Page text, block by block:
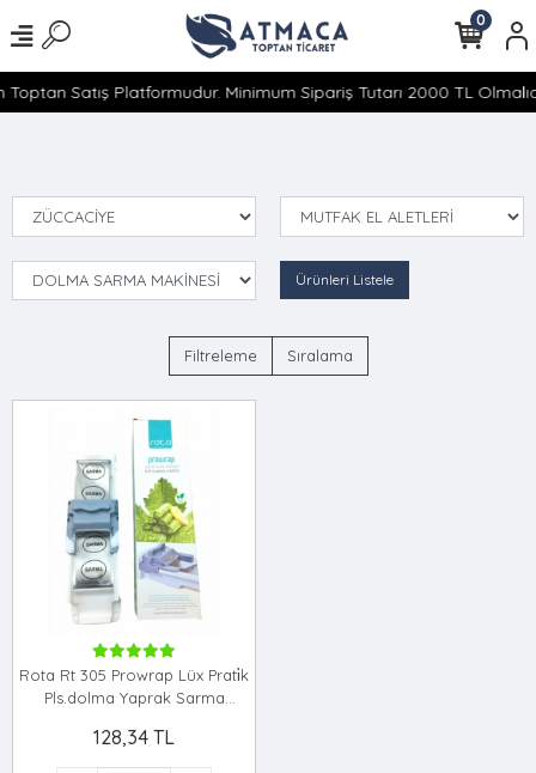
Satış Platformudur. Minimum Sipariş Tutarı 2000 TL
0
Ürünleri Listele
Filtreleme Sıralama
Rota Rt 305 Prowrap Lüx Prati̇k
Pls.dolma Yaprak Sarma
128,34 TL